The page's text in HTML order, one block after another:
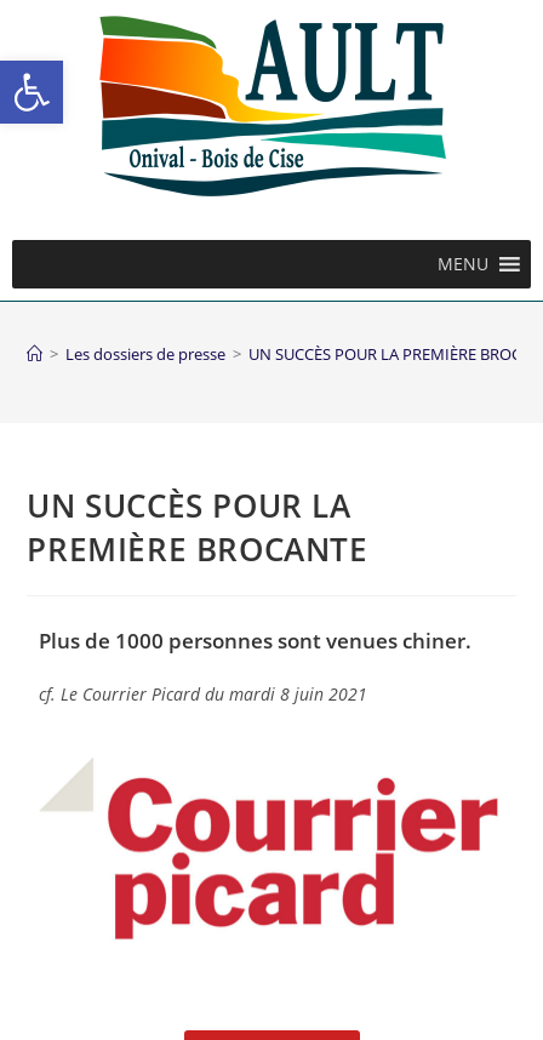
Ouvrir la barre d’outils
MENU
> Les dossiers de presse > UN SUCCÈS POUR LA PREMIÈRE
UN SUCCÈS POUR LA
PREMIÈRE BROCANTE
Plus de 1000 personnes sont venues chiner.
cf. Le Courrier Picard du mardi 8 juin 2021